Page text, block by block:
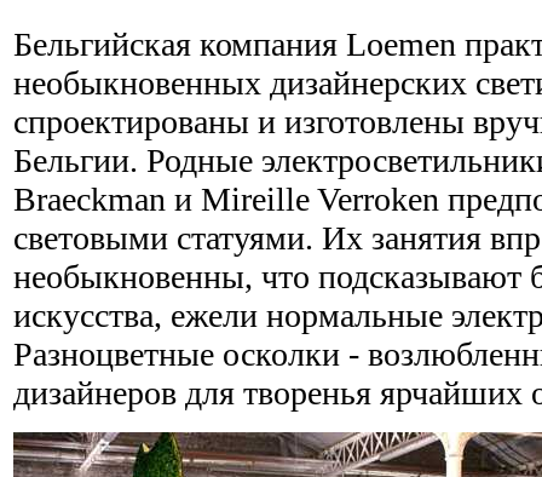
Бельгийская компания Loemen
необыкновенных дизайнерских
спроектированы и изготовлены
Бельгии. Родные
Braeckman и Mireille Verroken
световыми статуями. Их занятия
необыкновенны, что подсказывают
искусства, ежели нормальные
Разноцветные осколки -
дизайнеров для творенья ярчайших